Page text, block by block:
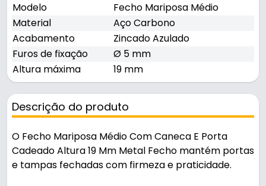
Modelo
Fecho Mariposa Médio
Material
Aço Carbono
Acabamento
Zincado Azulado
Furos de fixação
Ø 5 mm
Altura máxima
19 mm
Descrição do produto
O Fecho Mariposa Médio Com Caneca E Porta
Cadeado Altura 19 Mm Metal Fecho mantém portas
e tampas fechadas com firmeza e praticidade.